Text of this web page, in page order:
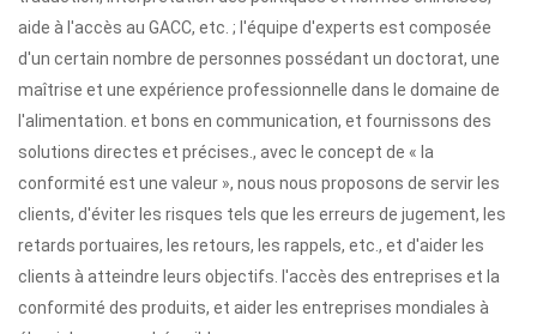
aide à l'accès au GACC, etc. ; l'équipe d'experts est composée
d'un certain nombre de personnes possédant un doctorat, une
maîtrise et une expérience professionnelle dans le domaine de
l'alimentation. et bons en communication, et fournissons des
solutions directes et précises., avec le concept de « la
conformité est une valeur », nous nous proposons de servir les
clients, d'éviter les risques tels que les erreurs de jugement, les
retards portuaires, les retours, les rappels, etc., et d'aider les
clients à atteindre leurs objectifs. l'accès des entreprises et la
conformité des produits, et aider les entreprises mondiales à